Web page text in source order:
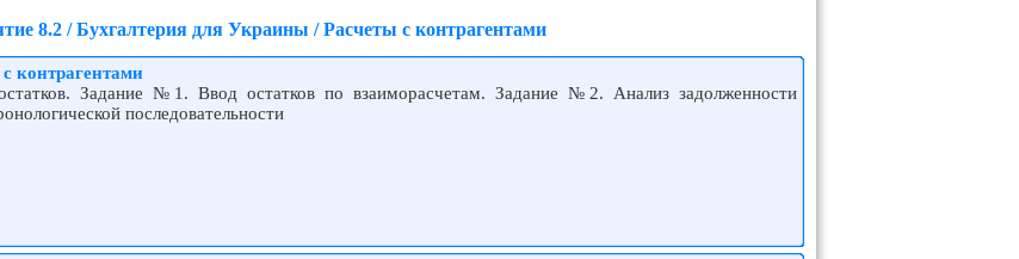
8.2 / Бухгалтерия для Украины / Расчеты с контрагентами
контрагентами
Задание №1. Ввод остатков по взаиморасчетам. Задание №2. Анализ задолженности
последовательности